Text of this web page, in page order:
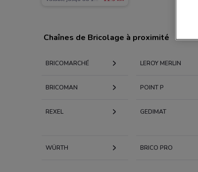
Chaînes de Bricolage à proximité
BRICOMARCHÉ LEROY MERLIN
BRICOMAN POINT P
REXEL GEDIMAT
WÜRTH BRICO PRO